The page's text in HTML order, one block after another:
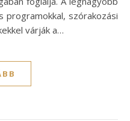
programokkal, szórakozási
várják a…